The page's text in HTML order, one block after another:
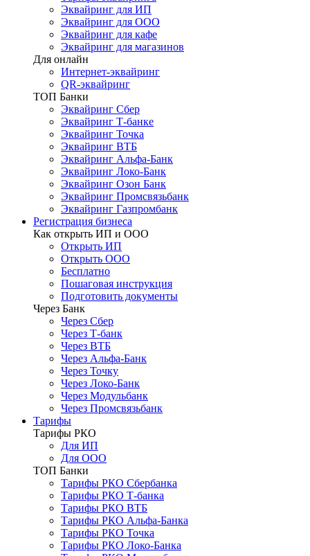
Эквайринг для ИП
Эквайринг для ООО
Эквайринг для кафе
Эквайринг для магазинов
Для онлайн
Интернет-эквайринг
QR-эквайринг
ТОП Банки
Эквайринг Сбер
Эквайринг Т-банке
Эквайринг Точка
Эквайринг ВТБ
Эквайринг Альфа-Банк
Эквайринг Локо-Банк
Эквайринг Озон Банк
Эквайринг Промсвязьбанк
Эквайринг Газпромбанк
Регистрация бизнеса
Как открыть ИП и ООО
Открыть ИП
Открыть ООО
Бесплатно
Пошаговая инструкция
Подготовить документы
Через Банк
Через Сбер
Через Т-банк
Через ВТБ
Через Альфа-Банк
Через Точку
Через Локо-Банк
Через Модульбанк
Через Промсвязьбанк
Тарифы
Тарифы РКО
Для ИП
Для ООО
ТОП Банки
Тарифы РКО Сбербанка
Тарифы РКО Т-банка
Тарифы РКО ВТБ
Тарифы РКО Альфа-Банка
Тарифы РКО Точка
Тарифы РКО Локо-Банка